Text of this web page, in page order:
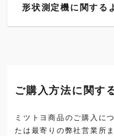
形状測定機に関する
ご購入方法に関す
ミツトヨ商品のご購入に
たは最寄りの弊社営業所